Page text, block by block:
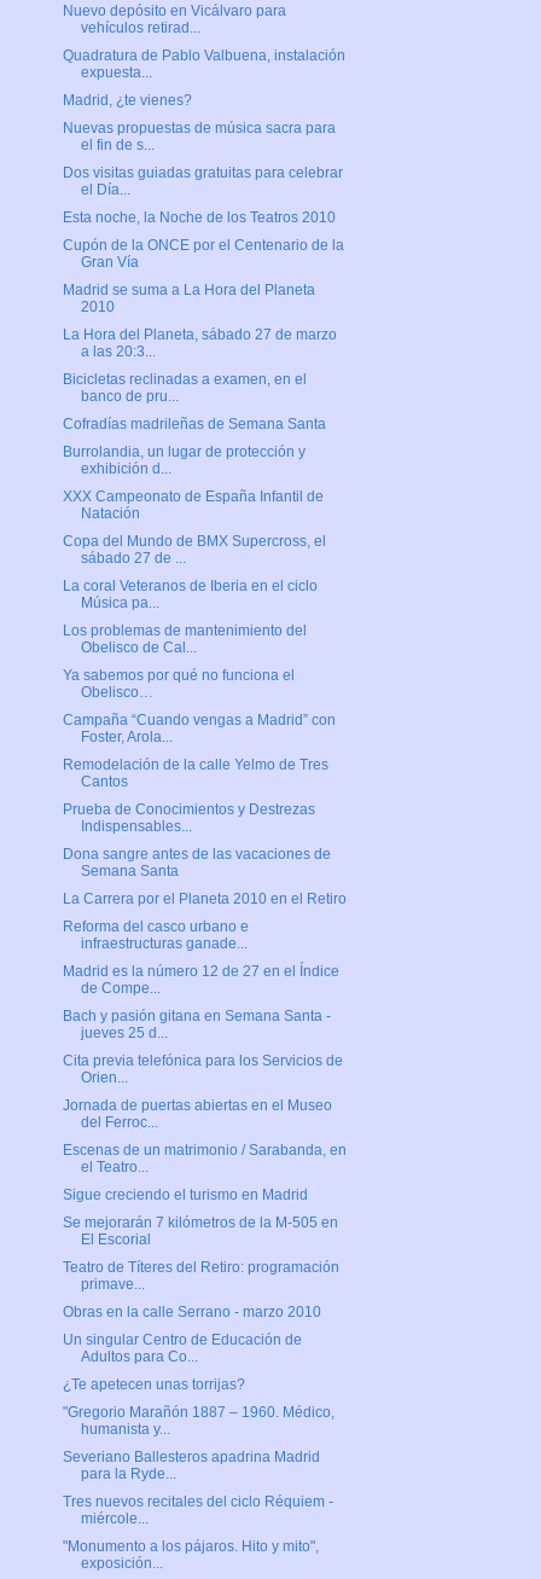
Nuevo depósito en Vicálvaro para
vehículos retirad...
Quadratura de Pablo Valbuena, instalación
expuesta...
Madrid, ¿te vienes?
Nuevas propuestas de música sacra para
el fin de s...
Dos visitas guiadas gratuitas para celebrar
el Día...
Esta noche, la Noche de los Teatros 2010
Cupón de la ONCE por el Centenario de la
Gran Vía
Madrid se suma a La Hora del Planeta
2010
La Hora del Planeta, sábado 27 de marzo
a las 20:3...
Bicicletas reclinadas a examen, en el
banco de pru...
Cofradías madrileñas de Semana Santa
Burrolandia, un lugar de protección y
exhibición d...
XXX Campeonato de España Infantil de
Natación
Copa del Mundo de BMX Supercross, el
sábado 27 de ...
La coral Veteranos de Iberia en el ciclo
Música pa...
Los problemas de mantenimiento del
Obelisco de Cal...
Ya sabemos por qué no funciona el
Obelisco…
Campaña “Cuando vengas a Madrid” con
Foster, Arola...
Remodelación de la calle Yelmo de Tres
Cantos
Prueba de Conocimientos y Destrezas
Indispensables...
Dona sangre antes de las vacaciones de
Semana Santa
La Carrera por el Planeta 2010 en el Retiro
Reforma del casco urbano e
infraestructuras ganade...
Madrid es la número 12 de 27 en el Índice
de Compe...
Bach y pasión gitana en Semana Santa -
jueves 25 d...
Cita previa telefónica para los Servicios de
Orien...
Jornada de puertas abiertas en el Museo
del Ferroc...
Escenas de un matrimonio / Sarabanda, en
el Teatro...
Sigue creciendo el turismo en Madrid
Se mejorarán 7 kilómetros de la M-505 en
El Escorial
Teatro de Títeres del Retiro: programación
primave...
Obras en la calle Serrano - marzo 2010
Un singular Centro de Educación de
Adultos para Co...
¿Te apetecen unas torrijas?
"Gregorio Marañón 1887 – 1960. Médico,
humanista y...
Severiano Ballesteros apadrina Madrid
para la Ryde...
Tres nuevos recitales del ciclo Réquiem -
miércole...
"Monumento a los pájaros. Hito y mito",
exposición...